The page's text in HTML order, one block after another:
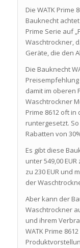
Die WATK Prime
Bauknecht
Prime Serie auf
Waschtrockner,
Geräte, die den
Die Bauknecht
Preisempfehlung
damit im oberen
Waschtrockner
Prime 8612 oft in
runtergesetzt.
Rabatten von
Es gibt diese
unter 549,00
zu 230 EUR und
der
Aber kann der
Waschtrockner
und ihrem
WATK Prime